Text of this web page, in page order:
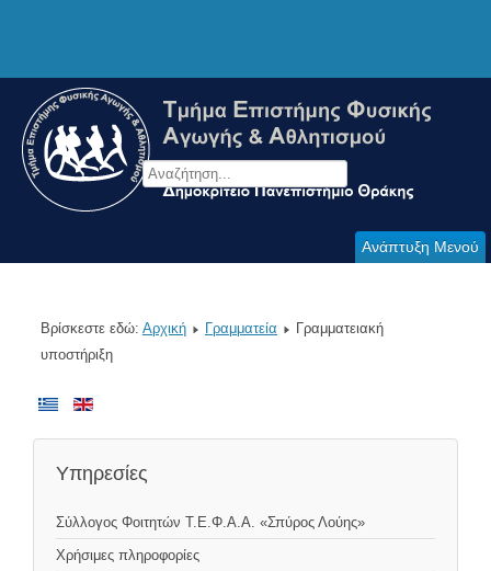
Ανάπτυξη Μενού
Βρίσκεστε εδώ: Αρχική Γραμματεία
Γραμματειακή
υποστήριξη
Υπηρεσίες
Σύλλογος Φοιτητών Τ.Ε.Φ.Α.Α. «Σπύρος Λούης»
Χρήσιμες πληροφορίες